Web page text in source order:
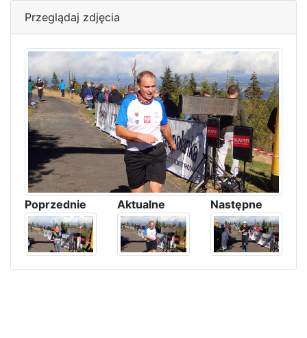
Przeglądaj zdjęcia
Poprzednie Aktualne Następne